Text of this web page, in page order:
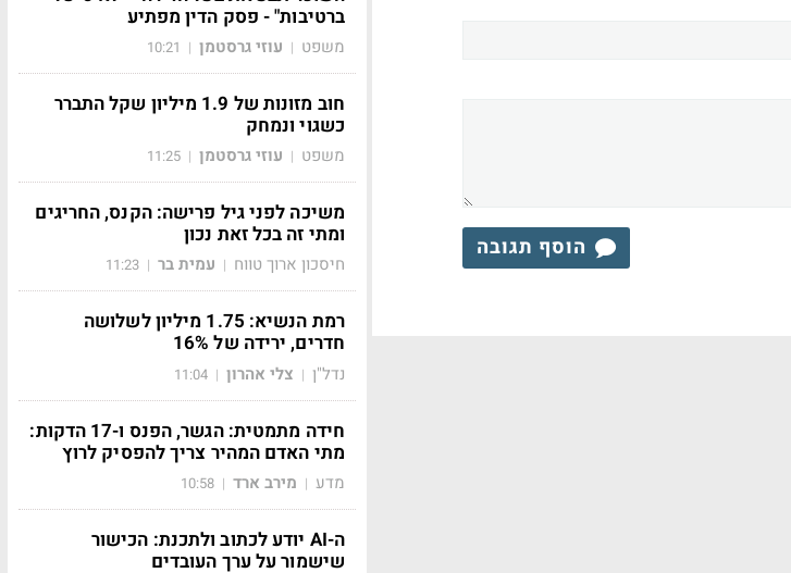
הוסף תגובה
ברטיבות" - פסק הדין מפתיע
משפט | עוזי גרסטמן |
10:21
חוב מזונות של 1.9 מיליון שקל התברר
כשגוי ונמחק
משפט | עוזי גרסטמן |
11:25
משיכה לפני גיל פרישה: הקנס, החריגים
ומתי זה בכל זאת נכון
חיסכון ארוך טווח | עמית בר |
11:23
רמת הנשיא: 1.75 מיליון לשלושה
חדרים, ירידה של 16%
נדל"ן | צלי אהרון |
11:04
חידה מתמטית: הגשר, הפנס ו-17 הדקות:
מתי האדם המהיר צריך להפסיק לרוץ
מדע | מירב ארד |
10:58
ה-AI יודע לכתוב ולתכנת: הכישור
שישמור על ערך העובדים